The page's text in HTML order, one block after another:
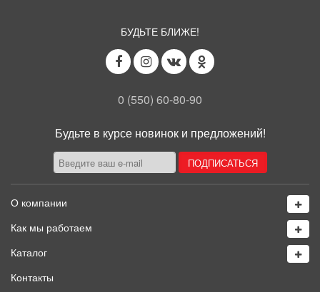
БУДЬТЕ БЛИЖЕ!
0 (550) 60-80-90
Будьте в курсе новинок и предложений!
О компании
Как мы работаем
Каталог
Контакты